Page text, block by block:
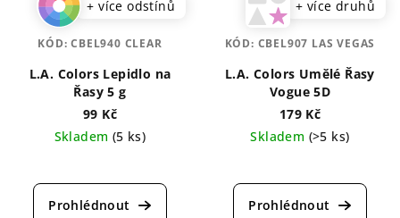
+ více odstínů
L.A. Colors Lepidlo na
Řasy 5 g
99 Kč
Skladem (5 ks)
hodnocení
produktu
KÓD:CBEL940 CLEAR
+ více druhů
L.A. Colors Umělé Řasy
Vogue 5D
179 Kč
Skladem (>5 ks)
hodnocení
produktu
KÓD: CBEL907 LAS VEGAS